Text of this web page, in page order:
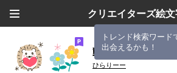
クリエイターズ絵文
トレンド検索ワード
出会えるかも！
動く♡ちょこんと
ひらりーー